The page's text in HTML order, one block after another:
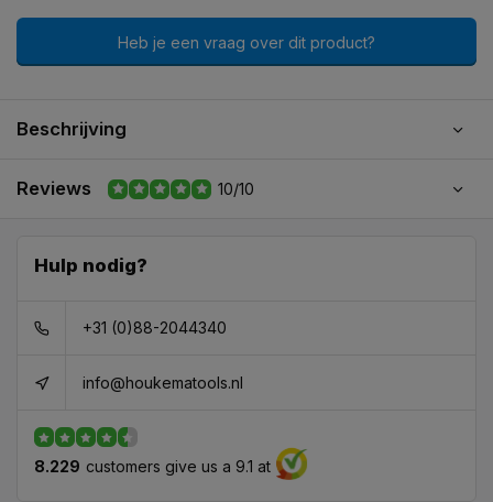
Heb je een vraag over dit product?
Beschrijving
Reviews 10/10
Hulp nodig?
+31 (0)88-2044340
info@houkematools.nl
8.229 customers give us a 9.1 at